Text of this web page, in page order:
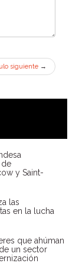
siguiente →
y Saint-
las
en la lucha
que ahúman
un sector